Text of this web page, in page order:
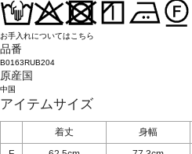
お手入れについてはこちら
品番
B0163RUB204
原産国
中国
アイテムサイズ
着丈 身幅